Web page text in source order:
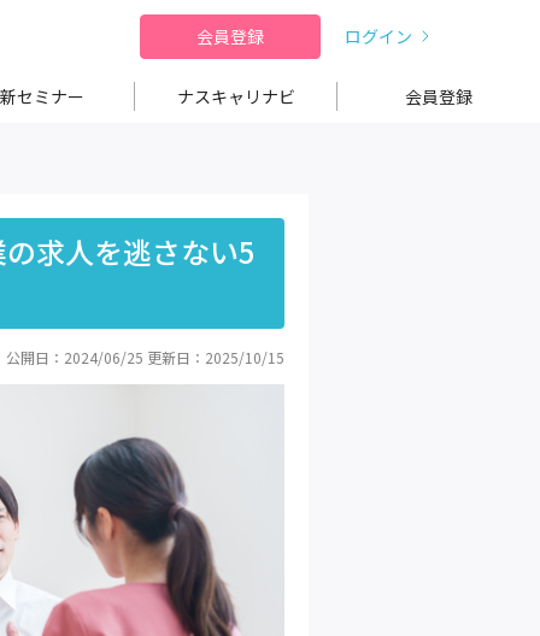
会員登録 ログイン
セミナー ナスキャリナビ 会員登録
求人を逃さない5
公開日：2024/06/25 更新日：2025/10/15